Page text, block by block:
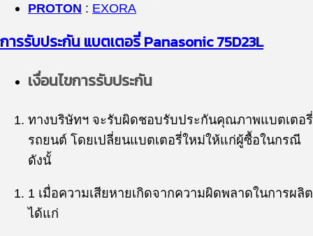
PROTON : EXORA
การรับประกัน แบตเตอรี่Panasonic 75D23L
เงื่อนไขการรับประกัน
ทางบริษัทฯ จะรับผิดชอบรับประกันคุณภาพแบตเตอรี่
รถยนต์ โดยเปลี่ยนแบตเตอรี่ใหม่ให้แก่ผู้ซื้อในกรณี
ดังนั้
1 เมื่อความเสียหายเกิดจากความผิดพลาดในการผลิต
ได้แก่